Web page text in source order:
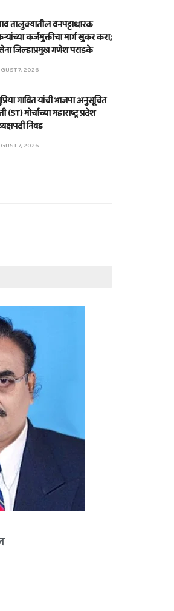
तालुक्यातील वनपट्टाधारक
कर्जमुक्तीचा मार्ग सुकर करा;
जिल्हाप्रमुख गणेश पराडके
7, 2026
गावित यांची भाजपा अनुसूचित
(ST) मोर्चाच्या महाराष्ट्र प्रदेश
निवड
7, 2026